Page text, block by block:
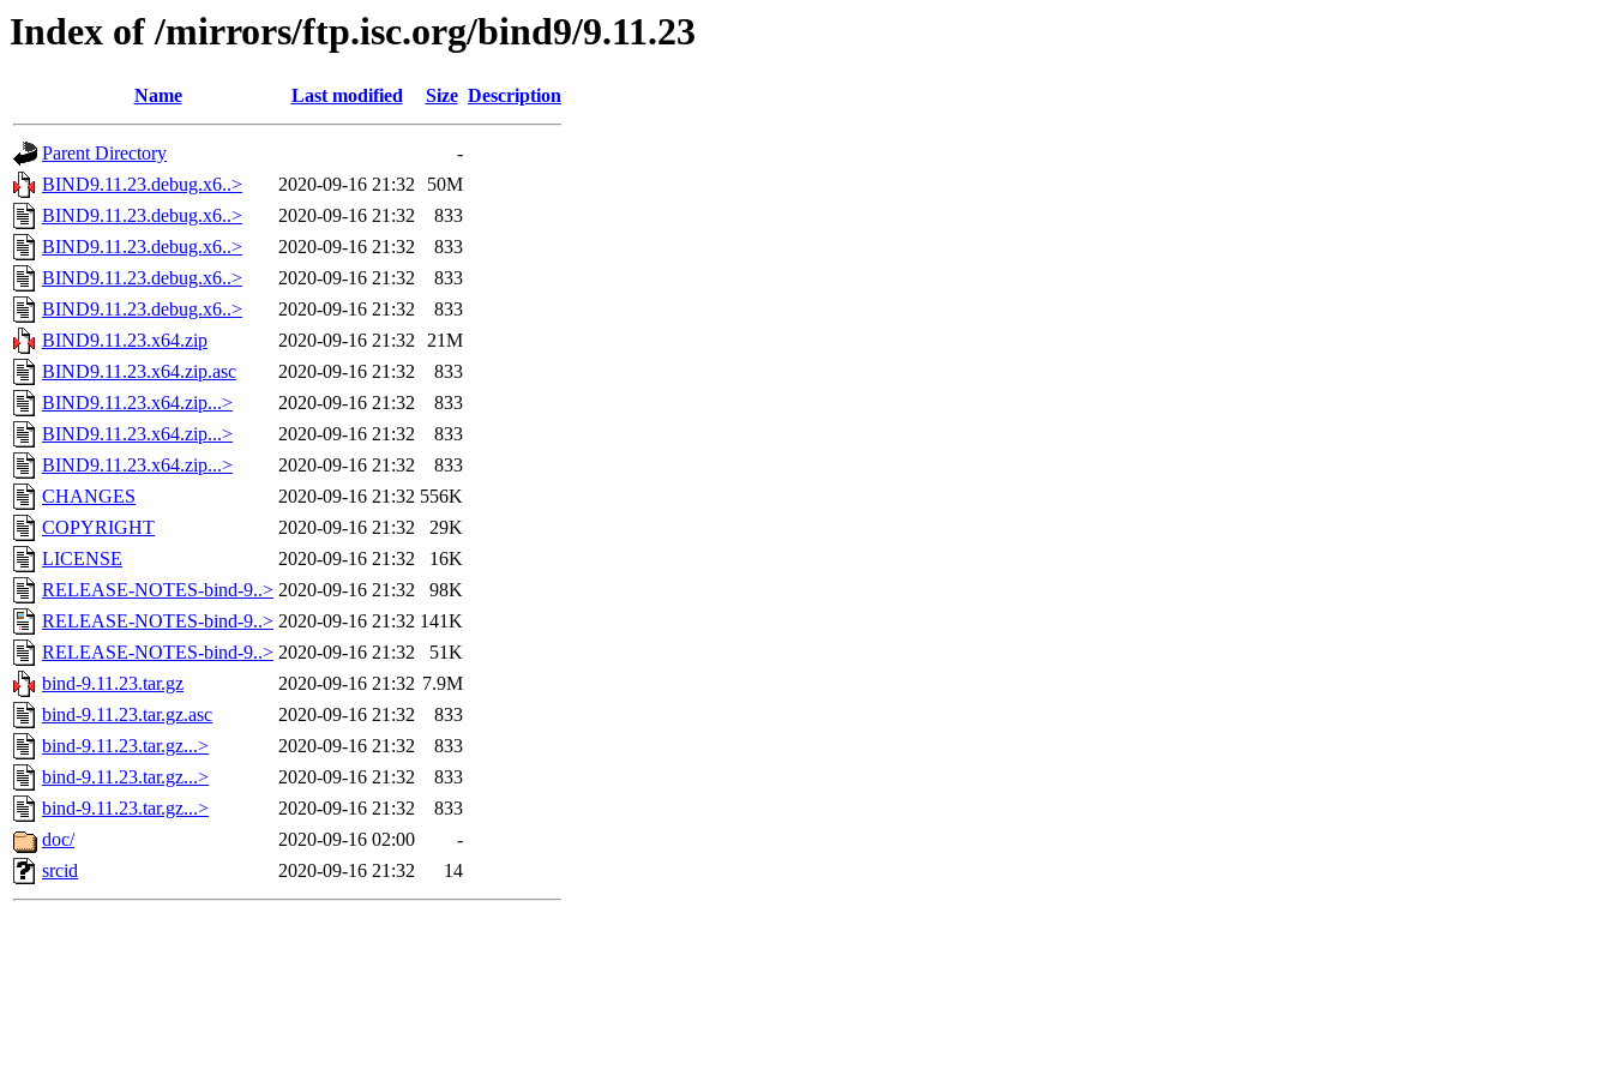
Index of /mirrors/ftp.isc.org/bind9/9.11.23
Name Last modified Size Description
Parent Directory
-
BIND9.11.23.debug.x6..>
2020-09-16 21:32
50M
BIND9.11.23.debug.x6..>
2020-09-16 21:32
833
BIND9.11.23.debug.x6..>
2020-09-16 21:32
833
BIND9.11.23.debug.x6..>
2020-09-16 21:32
833
BIND9.11.23.debug.x6..>
2020-09-16 21:32
833
BIND9.11.23.x64.zip
2020-09-16 21:32 21M
BIND9.11.23.x64.zip.asc
2020-09-16 21:32
833
BIND9.11.23.x64.zip...>
2020-09-16 21:32
833
BIND9.11.23.x64.zip...>
2020-09-16 21:32
833
BIND9.11.23.x64.zip...>
2020-09-16 21:32
833
CHANGES
2020-09-16 21:32 556K
COPYRIGHT
2020-09-16 21:32
29K
LICENSE
2020-09-16 21:32
16K
RELEASE-NOTES-bind-9..> 2020-09-16 21:32
98K
RELEASE-NOTES-bind-9..> 2020-09-16 21:32 141K
RELEASE-NOTES-bind-9..> 2020-09-16 21:32
51K
bind-9.11.23.tar.gz
2020-09-16 21:32 7.9M
bind-9.11.23.tar.gz.asc
2020-09-16 21:32
833
bind-9.11.23.tar.gz...>
2020-09-16 21:32
833
bind-9.11.23.tar.gz...>
2020-09-16 21:32
833
bind-9.11.23.tar.gz...>
2020-09-16 21:32
833
doc/
2020-09-16 02:00
-
srcid
2020-09-16 21:32 14